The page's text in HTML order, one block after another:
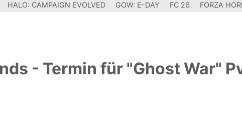
HALO: CAMPAIGN EVOLVED GOW: E-DAY FC 26 FORZA
- Termin für "Ghost War"